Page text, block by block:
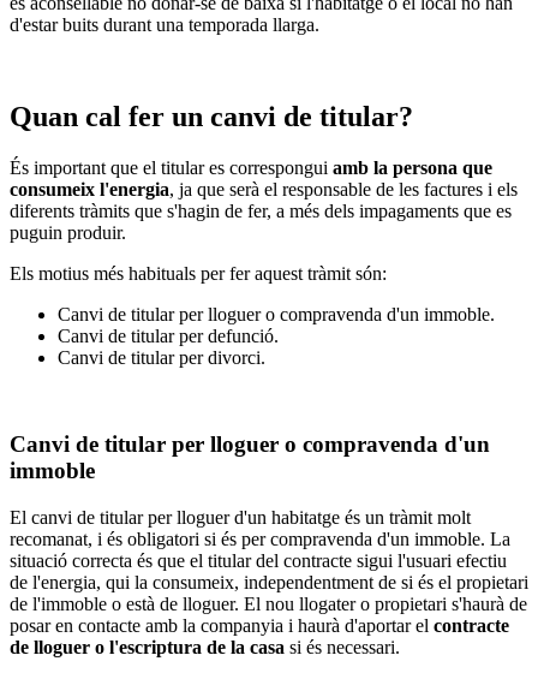
d'estar buits durant una temporada llarga.
Quan cal fer un canvi de titular?
És important que el titular es correspongui amb la persona que
consumeix l'energia, ja que serà el responsable de les factures i els
diferents tràmits que s'hagin de fer, a més dels impagaments que es
puguin produir.
Els motius més habituals per fer aquest tràmit són:
Canvi de titular per lloguer o compravenda d'un immoble.
Canvi de titular per defunció.
Canvi de titular per divorci.
Canvi de titular per lloguer o compravenda d'un
immoble
El canvi de titular per lloguer d'un habitatge és un tràmit molt
recomanat, i és obligatori si és per compravenda d'un immoble. La
situació correcta és que el titular del contracte sigui l'usuari efectiu
de l'energia, qui la consumeix, independentment de si és el propietari
de l'immoble o està de lloguer. El nou llogater o propietari s'haurà de
posar en contacte amb la companyia i haurà d'aportar el contracte
de lloguer o l'escriptura de la casa si és necessari.